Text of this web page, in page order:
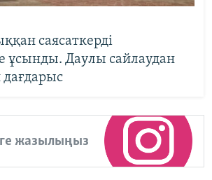
саясаткерді
ұсынды. Даулы сайлаудан
дағдарыс
жазылыңыз